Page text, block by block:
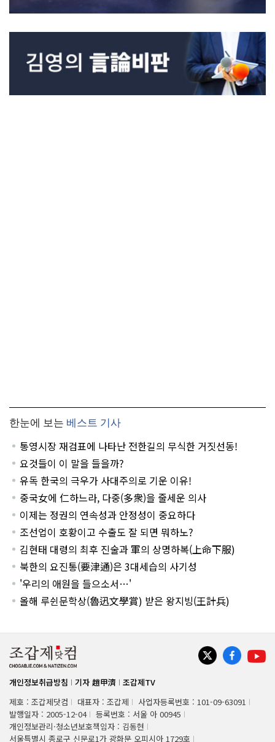
한눈에 보는 베스트 기사
통영시장 재검표에 나타난 전한길의 무식한 거짓선동!
요것들이 이 말을 들을까?
유독 한국의 극우가 사대주의로 기운 이유!
중국女에 仁하느라, 다중(多衆)을 줄세운 의사
이제는 정권의 연속성과 안정성이 중요하다
조선업이 호황이고 수출도 잘 되면 뭐하노?
김현태 대령의 최후 진술과 軍의 상명하복(上命下服)
북한의 요진통(要津通)은 3대세습의 사기성
'우리의 애원을 들으소서…'
올해 루쉰문학상(魯迅文學賞) 받은 왕지빙(王計兵)
개인정보취급방침 기자 趙甲濟
조갑제TV
제호 : 조갑제닷컴
대표자 : 조갑제
사업자등록번호 : 101-09-63091
발행일자 : 2005-12-04
등록번호 : 서울 아 00945
개인정보관리·청소년보호책임자 : 김동현
서울특별시 종로구 신문로1가 광화문 오피시아 1729호